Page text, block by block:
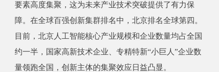
要素高度集聚，这为未来产业技术突破提供了有力保
障。在全球百强创新集群排名中，北京排名全球第四。
目前，北京人工智能核心产业规模和企业数量均占全国
约一半，国家高新技术企业、专精特新“小巨人”企业数
量领跑全国，创新主体的集聚效应日益凸显。